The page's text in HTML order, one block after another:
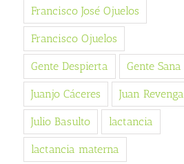
Francisco José Ojuelos
Francisco Ojuelos
Gente Despierta Gente Sana
Juanjo Cáceres Juan Revenga
Julio Basulto lactancia
lactancia materna